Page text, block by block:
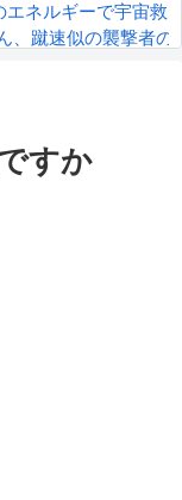
エネルギーで宇宙
、蹴速似の襲撃者
ｗｗｗ
33話の感想
すか